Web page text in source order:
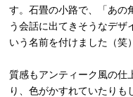
す。石畳の小路で、「あ
う会話に出てきそうなデザ
いう名前を付けました（笑
質感もアンティーク風の仕
り、色がかすれていたり